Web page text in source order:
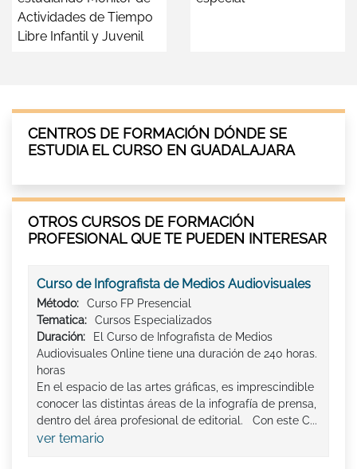
Actividades de Tiempo
Libre Infantil y Juvenil
CENTROS DE FORMACIÓN DÓNDE SE
ESTUDIA EL CURSO EN GUADALAJARA
OTROS CURSOS DE FORMACIÓN
PROFESIONAL QUE TE PUEDEN INTERESAR
Curso de Infografista de Medios Audiovisuales
Método:
Curso FP Presencial
Tematica:
Cursos Especializados
Duración:
El Curso de Infografista de Medios
Audiovisuales Online tiene una duración de 240 horas.
horas
En el espacio de las artes gráficas, es imprescindible
conocer las distintas áreas de la infografía de prensa,
dentro del área profesional de editorial. Con este C...
ver temario